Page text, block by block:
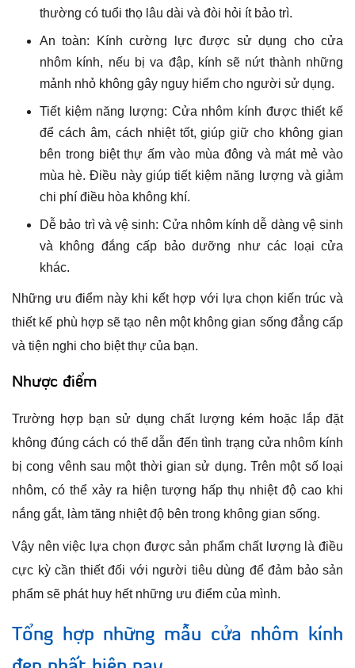
thường có tuổi thọ lâu dài và đòi hỏi ít bảo trì.
An toàn: Kính cường lực được sử dụng cho cửa
nhôm kính, nếu bị va đập, kính sẽ nứt thành những
mảnh nhỏ không gây nguy hiểm cho người sử dụng.
Tiết kiệm năng lượng: Cửa nhôm kính được thiết kế
để cách âm, cách nhiệt tốt, giúp giữ cho không gian
bên trong biệt thự ấm vào mùa đông và mát mẻ vào
mùa hè. Điều này giúp tiết kiệm năng lượng và giảm
chi phí điều hòa không khí.
Dễ bảo trì và vệ sinh: Cửa nhôm kính dễ dàng vệ sinh
và không đắng cấp bảo dưỡng như các loại cửa
khác.
Những ưu điểm này khi kết hợp với lựa chọn kiến trúc và
thiết kế phù hợp sẽ tạo nên một không gian sống đẳng cấp
và tiện nghi cho biệt thự của bạn.
Nhược điểm
Trường hợp bạn sử dụng chất lượng kém hoặc lắp đặt
không đúng cách có thể dẫn đến tình trạng cửa nhôm kính
bị cong vênh sau một thời gian sử dụng. Trên một số loại
nhôm, có thể xảy ra hiện tượng hấp thụ nhiệt độ cao khi
nắng gắt, làm tăng nhiệt độ bên trong không gian sống.
Vậy nên việc lựa chọn được sản phẩm chất lượng là điều
cực kỳ cần thiết đối với người tiêu dùng để đảm bảo sản
phẩm sẽ phát huy hết những ưu điểm của mình.
Tổng hợp những mẫu cửa nhôm kính